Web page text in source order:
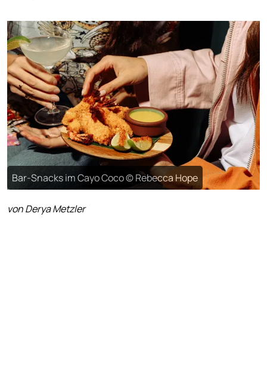
Bar-Snacks im Cayo Coco © Rebecca Hope
von Derya Metzler